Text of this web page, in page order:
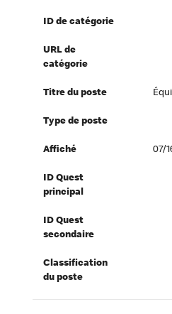
ID de catégorie
URL de
catégorie
Titre du poste
Type de poste
Affiché 07/
ID Quest
principal
ID Quest
secondaire
Classification
du poste